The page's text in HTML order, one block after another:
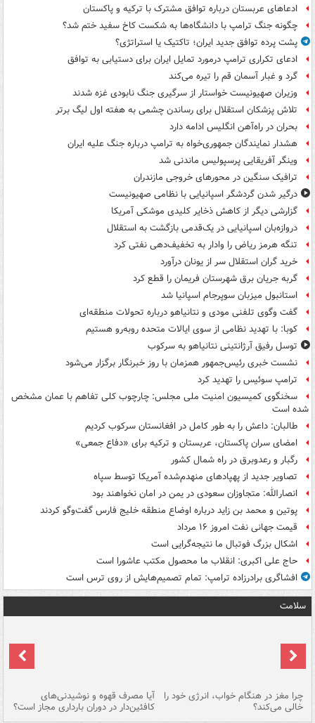
ادعاهای عربستان درباره توافق مشترک با ترکیه و پاکستان
چگونه جنگ ترامپ با دانشگاه‌ها به شکست کاخ سفید ختم شد؟
پشت پرده توافق جدید ایران؛ تاکتیک یا استراتژی؟
ادعای تکراری ترامپ درمورد تمایل ایران برای دستیابی به توافق
گرد و غبار آسمان قم را تیره می‌کند
وزیران صهیونیست خواستار از سرگیری جنگ نابودی غزه شدند
تلاش پزشکان استقلال برای رساندن چشمی به هفته اول لیگ برتر
بحران در راه‌آهن انگلیس ادامه دارد
هشدار نمایندگان جمهوری‌خواه به ترامپ درباره جنگ علیه ایران
وینگر آفریقایی پرسپولیس ماندنی شد
ترافیک سنگین در محورهای خروجی مازندران
درگیر شدن گردشگر اسپانیایی با نظامی صهیونیست
گزارشی دیگر از کاهش ذخایر کلیدی موشکی آمریکا
دروازه‌بان اسپانیایی در یک‌قدمی بازگشت به استقلال
تنگه هرمز ریاض را وادار به تخفیف‌دهی نفتی کرد
خرید گران استقلال سر از یونان درآورد
گربه جریان برق شهرستان فریمان را قطع کرد
استانبول میزبان سوپرجام اسپانیا شد
گفت وگوی تلفنی مودی و نتانیاهو درباره تحولات منطقه‌ای
کوبا: با تهدید نظامی از سوی ایالات متحده روبه‌رو هستیم
توسل رفیق آرژانتینی نتانیاهو به سرکوب
نشست خبری رئیس‌جمهور همزمان با روز خبرنگار برگزار می‌شود
ترامپ سوئیس را تهدید کرد
سخنگوی کمیسیون امنیت ملی مجلس: چارچوب کلی تفاهم با عمان مشخص
شده است
طالبان: داعش را به طور کامل در افغانستان سرکوب کردیم
امضای سران پاکستان، عربستان و ترکیه برای «دفاع جمعی»
رگبار و رعدوبرق در راه شمال کشور
تصاویر جدید از پهپادهای منهدم‌شده آمریکا توسط سپاه
انصارالله: متجاوزان سعودی در یمن در امان نخواهند بود
پوتین و محمد بن زاید درباره اوضاع منطقه خلیج فارس گفت‌وگو کردند
قیمت جهانی نفت امروز ۱۶ مرداد
اشکال بزرگ فوتبال ما نتیجه‌گرایی است
حاج علی اکبری: انقلاب ما محصول مکتب عاشورا است
افشاگری برادرزاده ترامپ: تمام تصمیم‌هایش از روی ترس است
سلامت
چرا مغز در هنگام خواب، انرژی خود را
خالی می‌کند؟
آیا مصرف قهوه و نوشیدنی‌های
کافئین‌دار در دوران بارداری مجاز است؟